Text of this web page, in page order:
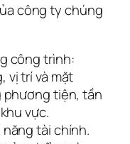
công ty chúng
công trình:
vị trí và mặt
phương tiện, tần
vực.
tài chính.